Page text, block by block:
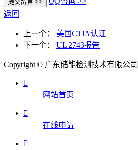
返回
上一个： 美国CTIA认证
下一个： UL 2743报告
Copyright © 广东储能检测技术有限公司

网站首页

在线申请
